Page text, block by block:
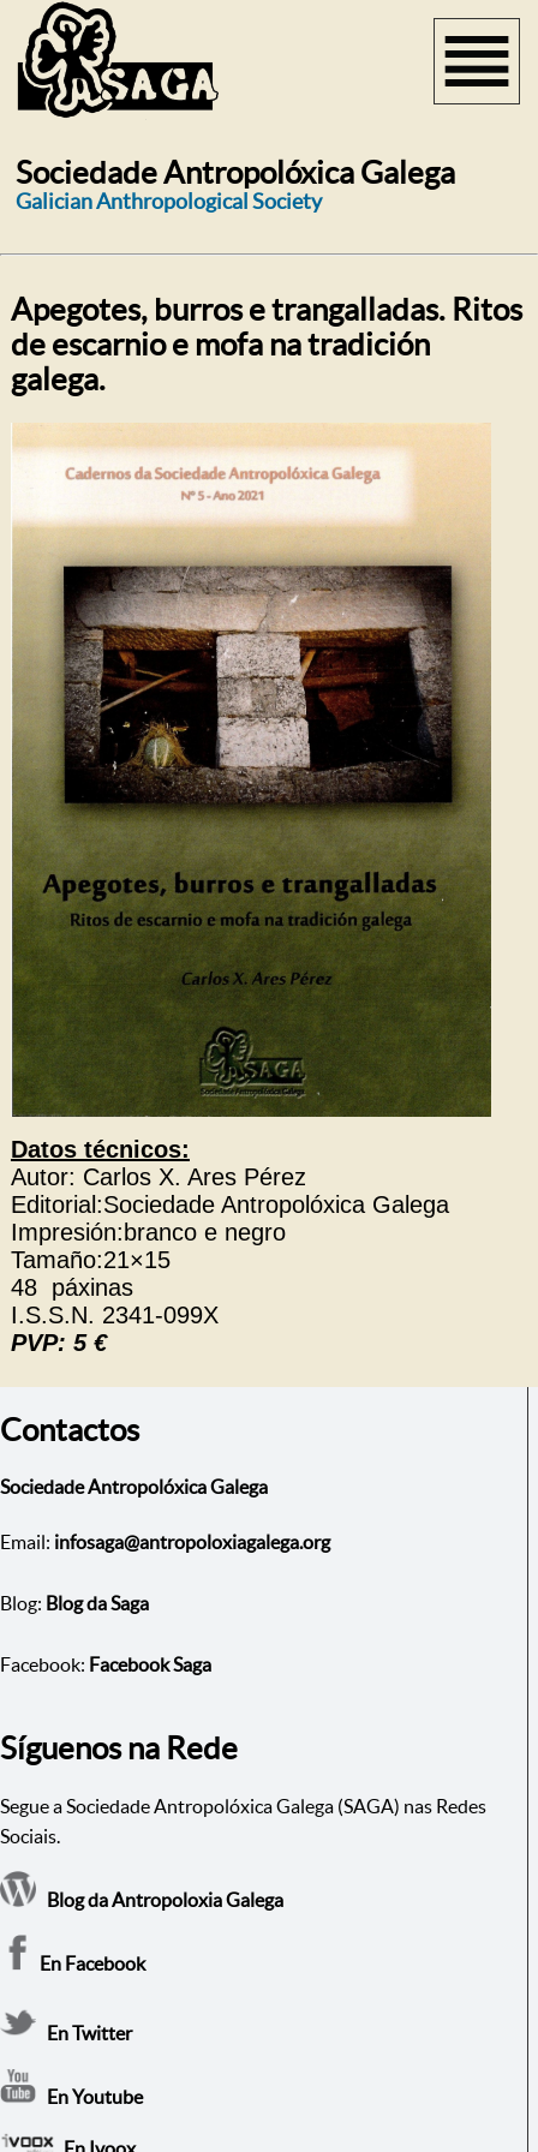
Sociedade Antropolóxica Galega
Galician Anthropological Society
Apegotes, burros e trangalladas. Ritos
de escarnio e mofa na tradición
galega.
Datos técnicos:
Autor: Carlos X. Ares Pérez
Editorial:Sociedade Antropolóxica Galega
Impresión:branco e negro
Tamaño:21×15
48 páxinas
I.S.S.N. 2341-099X
PVP: 5 €
Contactos
Sociedade Antropolóxica Galega
Email: infosaga@antropoloxiagalega.org
Blog: Blog da Saga
Facebook: Facebook Saga
Síguenos na Rede
Segue a Sociedade Antropolóxica Galega (SAGA) nas Redes
Sociais.
Blog da Antropoloxia Galega
En Facebook
En Twitter
En Youtube